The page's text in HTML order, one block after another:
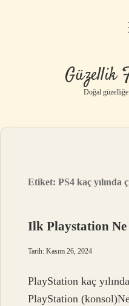
Güzellik
Doğal
Etiket:PS4 kaç yılında
Ilk Playstation Ne
Tarih: Kasım 26, 2024
PlayStation kaç
PlayStation